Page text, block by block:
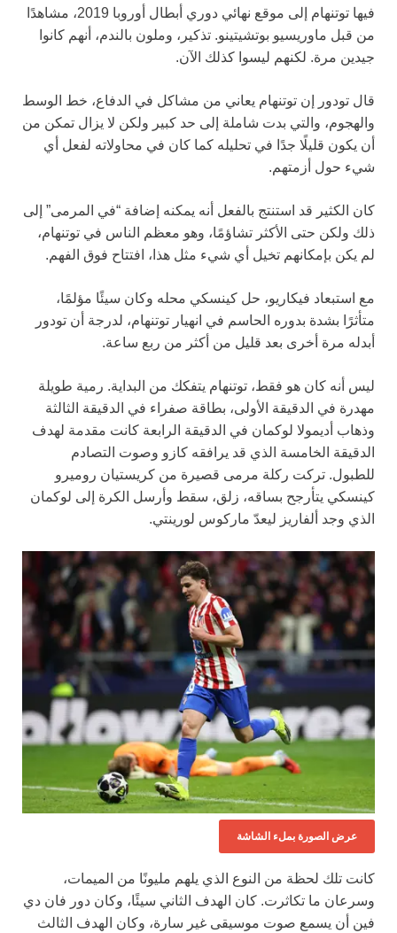
فيها توتنهام إلى موقع نهائي دوري أبطال أوروبا 2019، مشاهدًا
من قبل ماوريسيو بوتشيتينو. تذكير، وملون بالندم، أنهم كانوا
جيدين مرة. لكنهم ليسوا كذلك الآن.
قال تودور إن توتنهام يعاني من مشاكل في الدفاع، خط الوسط
والهجوم، والتي بدت شاملة إلى حد كبير ولكن لا يزال تمكن من
أن يكون قليلًا جدًا في تحليله كما كان في محاولاته لفعل أي
شيء حول أزمتهم.
كان الكثير قد استنتج بالفعل أنه يمكنه إضافة “في المرمى” إلى
ذلك ولكن حتى الأكثر تشاؤمًا، وهو معظم الناس في توتنهام،
لم يكن بإمكانهم تخيل أي شيء مثل هذا، افتتاح فوق الفهم.
مع استبعاد فيكاريو، حل كينسكي محله وكان سيئًا مؤلمًا،
متأثرًا بشدة بدوره الحاسم في انهيار توتنهام، لدرجة أن تودور
أبدله مرة أخرى بعد قليل من أكثر من ربع ساعة.
ليس أنه كان هو فقط، توتنهام يتفكك من البداية. رمية طويلة
مهدرة في الدقيقة الأولى، بطاقة صفراء في الدقيقة الثالثة
وذهاب أديمولا لوكمان في الدقيقة الرابعة كانت مقدمة لهدف
الدقيقة الخامسة الذي قد يرافقه كازو وصوت التصادم
للطبول. تركت ركلة مرمى قصيرة من كريستيان روميرو
كينسكي يتأرجح بساقه، زلق، سقط وأرسل الكرة إلى لوكمان
الذي وجد ألفاريز ليعدّ ماركوس لورينتي.
عرض الصورة بملء الشاشة
كانت تلك لحظة من النوع الذي يلهم مليونًا من الميمات،
وسرعان ما تكاثرت. كان الهدف الثاني سيئًا، وكان دور فان دي
فين أن يسمع صوت موسيقى غير سارة، وكان الهدف الثالث